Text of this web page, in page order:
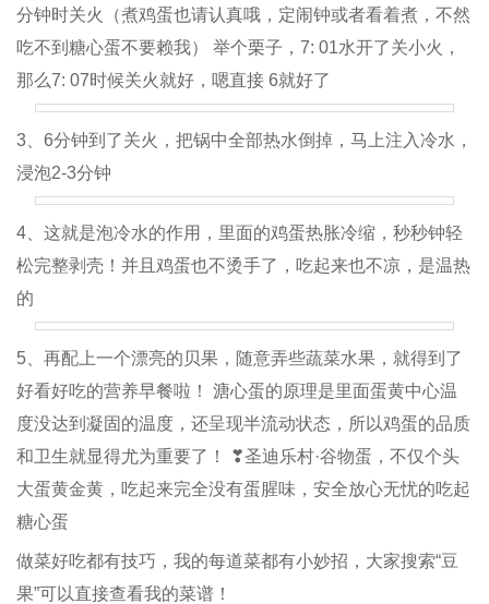
分钟时关火（煮鸡蛋也请认真哦，定闹钟或者看着煮，不然
吃不到糖心蛋不要赖我） 举个栗子，7: 01水开了关小火，
那么7: 07时候关火就好，嗯直接 6就好了
3、6分钟到了关火，把锅中全部热水倒掉，马上注入冷水，
浸泡2-3分钟
4、这就是泡冷水的作用，里面的鸡蛋热胀冷缩，秒秒钟轻
松完整剥壳！并且鸡蛋也不烫手了，吃起来也不凉，是温热
的
5、再配上一个漂亮的贝果，随意弄些蔬菜水果，就得到了
好看好吃的营养早餐啦！ 溏心蛋的原理是里面蛋黄中心温
度没达到凝固的温度，还呈现半流动状态，所以鸡蛋的品质
和卫生就显得尤为重要了！ ❣圣迪乐村·谷物蛋，不仅个头
大蛋黄金黄，吃起来完全没有蛋腥味，安全放心无忧的吃起
糖心蛋
做菜好吃都有技巧，我的每道菜都有小妙招，大家搜索“豆
果”可以直接查看我的菜谱！